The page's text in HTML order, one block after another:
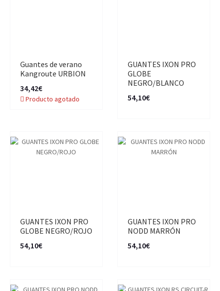
Guantes de verano
Kangroute URBION
34,42€
Producto agotado
GUANTES IXON PRO
GLOBE
NEGRO/BLANCO
54,10€
GUANTES IXON PRO
GLOBE NEGRO/ROJO
54,10€
GUANTES IXON PRO
NODD MARRÓN
54,10€